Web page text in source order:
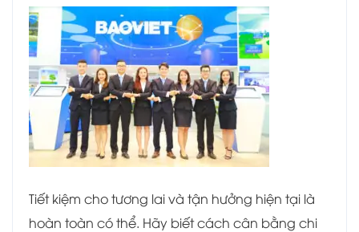
Tiết kiệm cho tương lai và tận hưởng hiện tại là
hoàn toàn có thể. Hãy biết cách cân bằng chi